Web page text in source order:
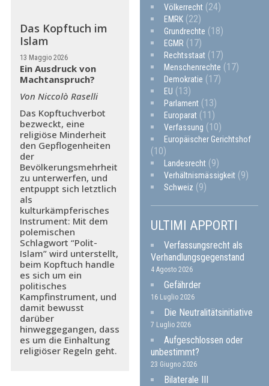
Das Kopftuch im
Islam
13 Maggio 2026
Ein Ausdruck von
Machtanspruch?
Von Niccolò Raselli
Das Kopftuchverbot
bezweckt, eine
religiöse Minderheit
den Gepflogenheiten
der
Bevölkerungsmehrheit
zu unterwerfen, und
entpuppt sich letztlich
als
kulturkämpferisches
Instrument: Mit dem
polemischen
Schlagwort “Polit-
Islam” wird unterstellt,
beim Kopftuch handle
es sich um ein
politisches
Kampfinstrument, und
damit bewusst
darüber
hinweggegangen, dass
es um die Einhaltung
religiöser Regeln geht.
Völkerrecht (24)
EMRK (22)
Grundrechte (18)
EGMR (17)
Rechtsstaat (17)
Menschenrechte (17)
Demokratie (17)
EU (13)
Parlament (13)
Europarat (11)
Verfassung (10)
Europäischer Gerichtshof
(10)
Landesrecht (9)
Verhältnismässigkeit (9)
Schweiz (9)
ULTIMI APPORTI
Verfassungsrecht als
Verhandlungsgegenstand
4 Agosto 2026
Gefährder
16 Luglio 2026
Die Neutralitätsinitiative
7 Luglio 2026
Aufgeschlossen oder
unbestimmt?
23 Giugno 2026
Bilaterale III